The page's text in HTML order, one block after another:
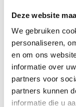
Deze website
We gebruiken
personaliseren,
en om ons
informatie over
partners voor
partners kunnen
informatie die u
Ambulant
Haarlemmermeer
Ambulant
3